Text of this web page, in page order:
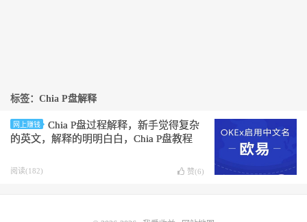
标签：Chia P盘解释
网上赚钱
Chia P盘过程解释，新手觉得复杂
的英文，解释的明明白白，Chia P盘教程
阅读(182) 赞(6)